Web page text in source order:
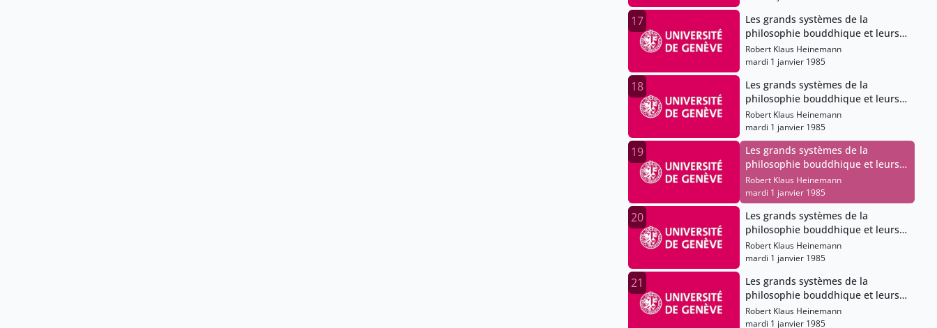
17
Les grands systèmes de la
philosophie bouddhique et leurs
évolutions dans le bouddhisme
japonais
Robert Klaus Heinemann
mardi 1 janvier 1985
18
Les grands systèmes de la
philosophie bouddhique et leurs
évolutions dans le bouddhisme
japonais
Robert Klaus Heinemann
mardi 1 janvier 1985
19
Les grands systèmes de la
philosophie bouddhique et leurs
évolutions dans le bouddhisme
japonais
Robert Klaus Heinemann
mardi 1 janvier 1985
20
Les grands systèmes de la
philosophie bouddhique et leurs
évolutions dans le bouddhisme
japonais
Robert Klaus Heinemann
mardi 1 janvier 1985
21
Les grands systèmes de la
philosophie bouddhique et leurs
évolutions dans le bouddhisme
japonais
Robert Klaus Heinemann
mardi 1 janvier 1985